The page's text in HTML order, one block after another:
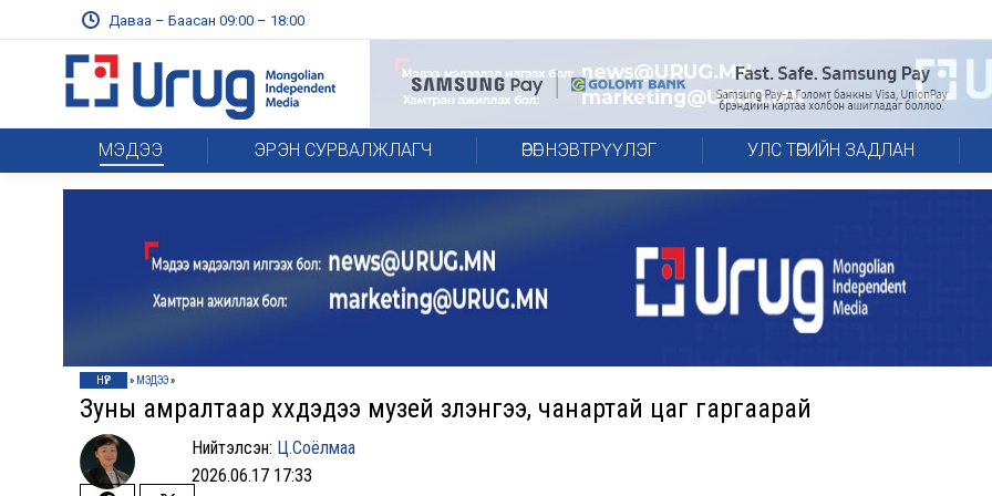
Даваа – Баасан 09:00 – 18:00
МЭДЭЭ ЭРЭН СУРВАЛЖЛАГЧ ӨРӨГ НЭВТРҮҮЛЭГ УЛС ТӨРИЙН ЗАДЛАН
НҮҮР » МЭДЭЭ»
Зуны амралтаар хүүхдэдээ музей үзүүлэнгээ, чанартай цаг гаргаарай
Нийтэлсэн: Ц.Соёлмаа
2026.06.17 17:33